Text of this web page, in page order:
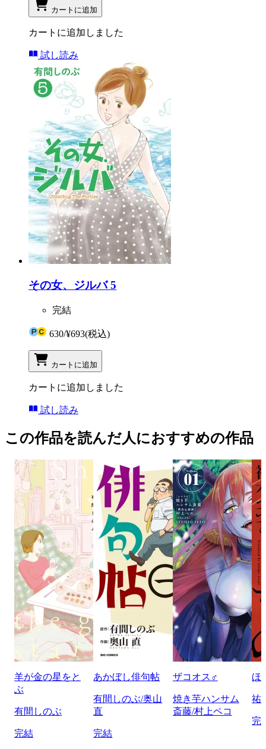
カートに追加
カートに追加しました
試し読み
その女、ジルバ 5
完結
630/¥693(税込)
カートに追加
カートに追加しました
試し読み
この作品を読んだ人におすすめの作品
羊が金の星をと
ぶ
有間しのぶ
完結
あかぼし俳句帖
有間しのぶ/奥山
直
完結
ザコオス♂
焼き芋ハンサム
斎藤/村上ペコ
ほ
祐
完